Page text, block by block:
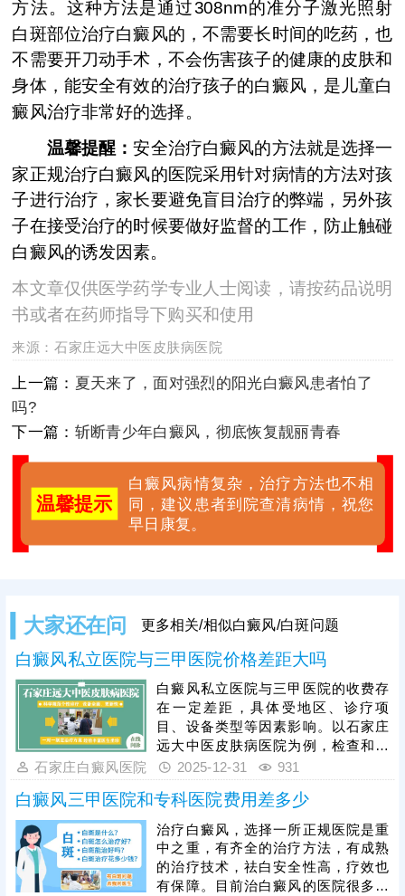
方法。这种方法是通过308nm的准分子激光照射
白斑部位治疗白癜风的，不需要长时间的吃药，也
不需要开刀动手术，不会伤害孩子的健康的皮肤和
身体，能安全有效的治疗孩子的白癜风，是儿童白
癜风治疗非常好的选择。
温馨提醒：安全治疗白癜风的方法就是选择一
家正规治疗白癜风的医院采用针对病情的方法对孩
子进行治疗，家长要避免盲目治疗的弊端，另外孩
子在接受治疗的时候要做好监督的工作，防止触碰
白癜风的诱发因素。
本文章仅供医学药学专业人士阅读，请按药品说明
书或者在药师指导下购买和使用
来源：石家庄远大中医皮肤病医院
上一篇： 夏天来了，面对强烈的阳光白癜风患者怕了
吗?
下一篇： 斩断青少年白癜风，彻底恢复靓丽青春
温馨提示
白癜风病情复杂，治疗方法也不相
同，建议患者到院查清病情，祝您
早日康复。
大家还在问 更多相关/相似白癜风/白斑问题
白癜风私立医院与三甲医院价格差距大吗
白癜风私立医院与三甲医院的收费存
在一定差距，具体受地区、诊疗项
目、设备类型等因素影响。以石家庄
远大中医皮肤病医院为例，检查和治
疗均有明确且公正透明的收费标准，
无重复收费、隐形收费等情况，是当
地治白癜风口碑不错的医院，获得患
者信赖。可结合自身需求、病情特点
及经济情况选择合适的医院就诊，规
范治疗，科学干预，争取早日消灭白
斑。
石家庄白癜风医院 2025-12-31 931
白癜风三甲医院和专科医院费用差多少
治疗白癜风，选择一所正规医院是重
中之重，有齐全的治疗方法，有成熟
的治疗技术，祛白安全性高，疗效也
有保障。目前治白癜风的医院很多，